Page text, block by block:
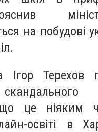
на побудові
Ігор Терехов
що це ніяким
освіті в